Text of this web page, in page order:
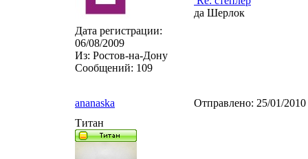
Дата регистрации:
06/08/2009
Из: Ростов-на-Дону
Сообщений: 109
да Шерлок
ananaska Отправлено: 25/01/
Титан